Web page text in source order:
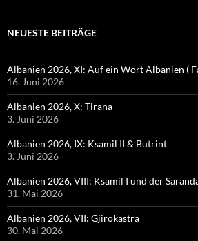
NEUESTE BEITRÄGE
Albanien 2026, XI: Auf ein Wort Albanien (
16. Juni 2026
Albanien 2026, X: Tirana
3. Juni 2026
Albanien 2026, IX: Ksamil II & Butrint
3. Juni 2026
Albanien 2026, VIII: Ksamil I und der
31. Mai 2026
Albanien 2026, VII: Gjirokastra
30. Mai 2026